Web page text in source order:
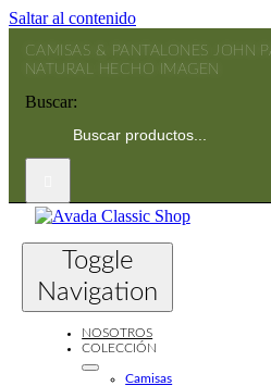
Saltar al contenido
CAMISAS & PANTALONES JOHN
NATURAL HECHO IMAGEN
Buscar:
Toggle
Navigation
NOSOTROS
COLECCIÓN
Camisas